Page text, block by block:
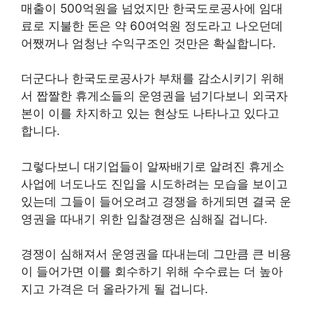
매출이 500억원을 넘었지만 한국도로공사에 임대
료로 지불한 돈은 약 60여억원 정도라고 나오던데
어쨌꺼나 엄청난 수익구조인 것만은 확실합니다.
더군다나 한국도로공사가 부채를 감소시키기 위해
서 짭짤한 휴게소들의 운영권을 넘기다보니 외국자
본이 이를 차지하고 있는 현상도 나타나고 있다고
합니다.
그렇다보니 대기업들이 알짜배기로 알려진 휴게소
사업에 너도나도 진입을 시도하려는 모습을 보이고
있는데 그들이 들어오려고 경쟁을 하게되면 결국 운
영권을 따내기 위한 입찰경쟁은 심해질 겁니다.
경쟁이 심해져서 운영권을 따내는데 그만큼 큰 비용
이 들어가면 이를 회수하기 위해 수수료는 더 높아
지고 가격은 더 올라가게 될 겁니다.